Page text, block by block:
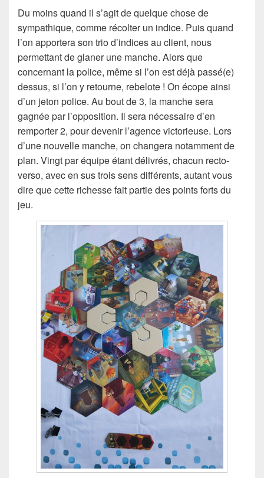
Du moins quand il s’agit de quelque chose de
sympathique, comme récolter un indice. Puis quand
l’on apportera son trio d’indices au client, nous
permettant de glaner une manche. Alors que
concernant la police, même si l’on est déjà passé(e)
dessus, si l’on y retourne, rebelote ! On écope ainsi
d’un jeton police. Au bout de 3, la manche sera
gagnée par l’opposition. Il sera nécessaire d’en
remporter 2, pour devenir l’agence victorieuse. Lors
d’une nouvelle manche, on changera notamment de
plan. Vingt par équipe étant délivrés, chacun recto-
verso, avec en sus trois sens différents, autant vous
dire que cette richesse fait partie des points forts du
jeu.